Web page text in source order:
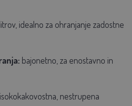
litrov, idealno za ohranjanje zadostne
bajonetno, za enostavno in
nestrupena